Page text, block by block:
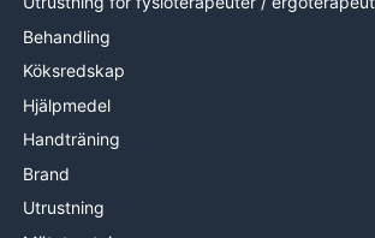
Behandling
Köksredskap
Hjälpmedel
Handträning
Brand
Utrustning